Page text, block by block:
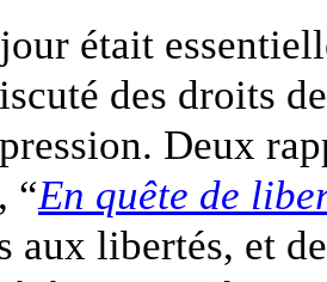
était
des droits
Deux
“En quête de
aux libertés, et